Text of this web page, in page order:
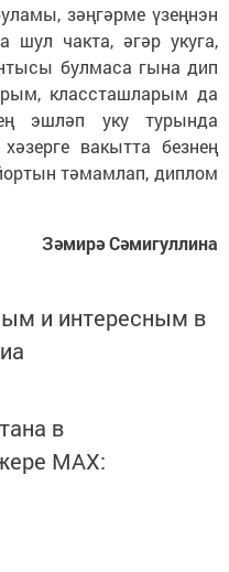
зәңгәрме үзеңнэн
шул чакта, әгәр укуга,
булмаса гына дип
классташларым да
эшләп уку турында
вакытта безнең
тәмамлап, диплом
Зәмирә Сәмигуллина
и интересным в
в
MАХ: